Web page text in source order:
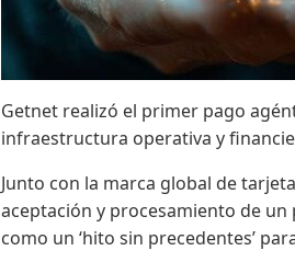
Getnet realizó el primer pago
infraestructura operativa y
Junto con la marca global de
aceptación y procesamiento de
como un ‘hito sin precedentes’